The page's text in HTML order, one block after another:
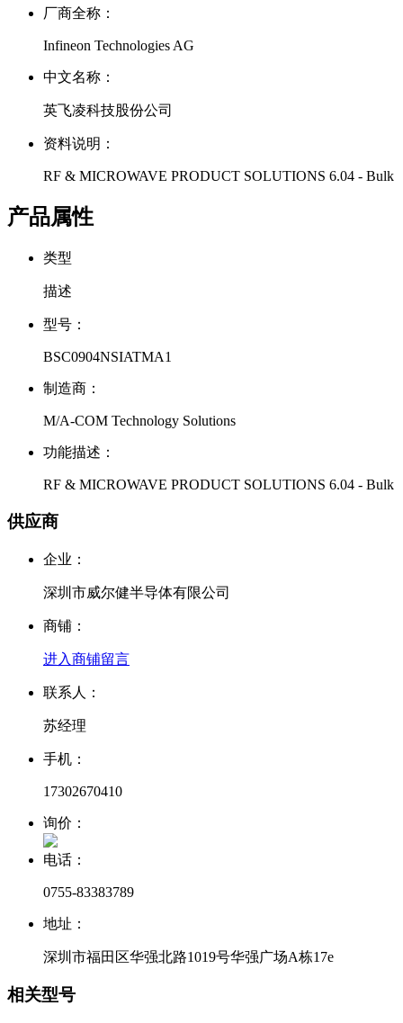
厂商全称：
Infineon Technologies AG
中文名称：
英飞凌科技股份公司
资料说明：
RF & MICROWAVE PRODUCT SOLUTIONS 6.04 - Bulk
产品属性
类型
描述
型号：
BSC0904NSIATMA1
制造商：
M/A-COM Technology Solutions
功能描述：
RF & MICROWAVE PRODUCT SOLUTIONS 6.04 - Bulk
供应商
企业：
深圳市威尔健半导体有限公司
商铺：
进入商铺留言
联系人：
苏经理
手机：
17302670410
询价：
电话：
0755-83383789
地址：
深圳市福田区华强北路1019号华强广场A栋17e
相关型号